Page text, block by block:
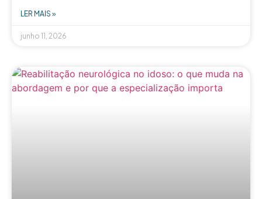
LER MAIS »
junho 11, 2026